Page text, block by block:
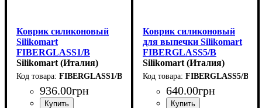
Коврик силиконовый
Silikomart
FIBERGLASS1/B
(585х385мм)
Silikomart (Италия)
FIBERGLASS1/B
936.00грн
Коврик силиконовый
для выпечки Silikomart
FIBERGLASS5/B
(400х300мм)
Silikomart (Италия)
FIBERGLASS5/B
640.00грн